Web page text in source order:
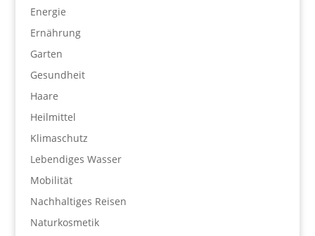
Energie
Ernährung
Garten
Gesundheit
Haare
Heilmittel
Klimaschutz
Lebendiges Wasser
Mobilität
Nachhaltiges Reisen
Naturkosmetik